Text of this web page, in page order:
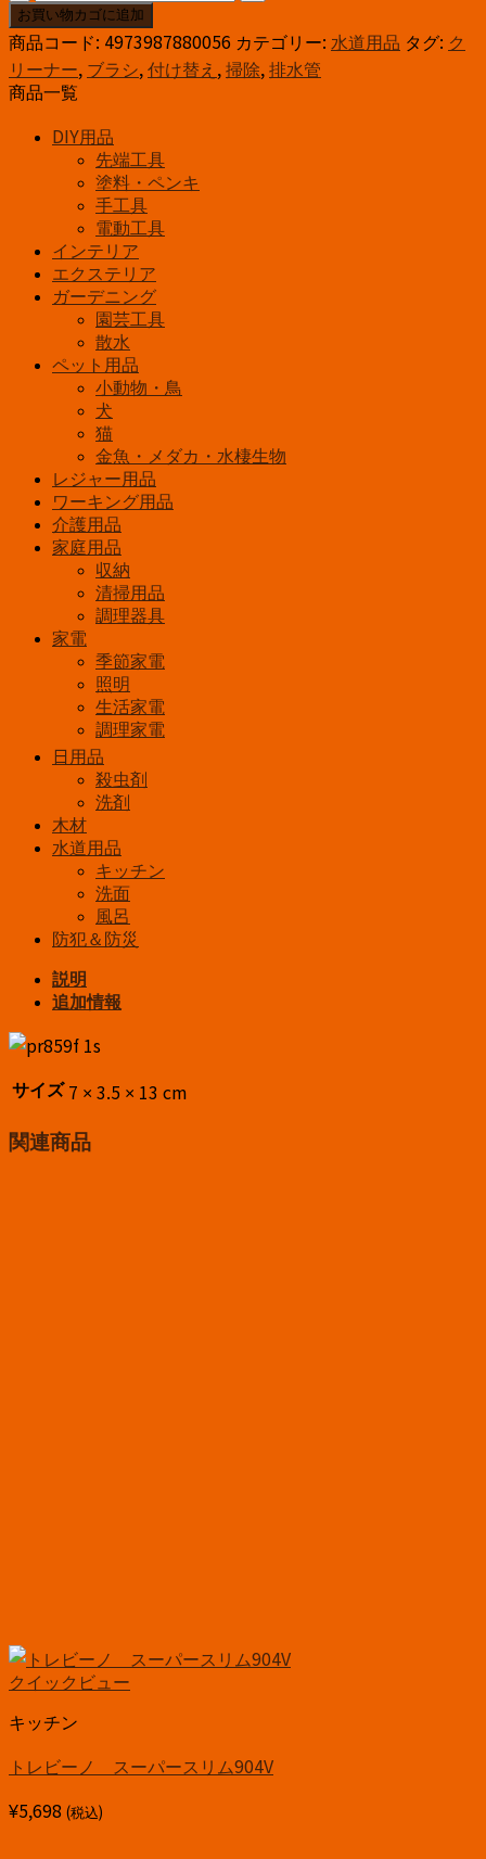
リ
ー
ナ
ー
ブ
PR859F-
お買い物カゴに追加
商品コード: 4973987880056 カテゴリー: 水道用品 タグ: ク
リーナー, ブラシ, 付け替え , 掃除, 排水管
商品一覧
DIY用品
先端工具
塗料・ペンキ
手工具
電動工具
インテリア
エクステリア
ガーデニング
園芸工具
散水
ペット用品
小動物・鳥
犬
猫
金魚・メダカ・水棲生物
レジャー用品
ワーキング用品
介護用品
家庭用品
収納
清掃用品
調理器具
家電
季節家電
照明
生活家電
調理家電
日用品
殺虫剤
洗剤
木材
水道用品
キッチン
洗面
風呂
防犯＆防災
説明
追加情報
サイズ 7 × 3.5 × 13 cm
関連商品
クイックビュー
キッチン
トレビーノ スーパースリム904V
¥5,698 (税込)